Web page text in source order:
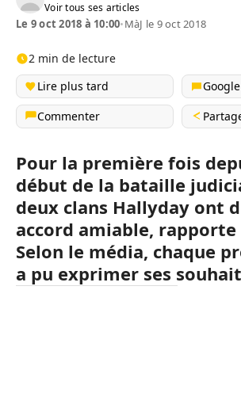
Voir tous ses articles
Le 9 oct 2018 à 10:00•MàJ le 9 oct 2018
2 min de lecture
Lire plus tard
Commenter
Pour la première fois
début de la bataille
deux clans Hallyday ont
accord amiable, rapporte
Selon le média, chaque
a pu exprimer ses